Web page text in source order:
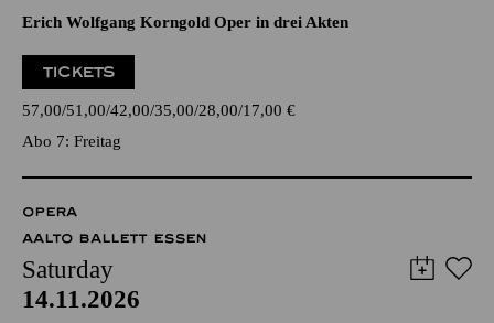
Erich Wolfgang Korngold Oper in drei Akten
TICKETS
57,00 51,00 42,00 35,00 28,00 17,00 €
Abo 7: Freitag
OPERA
AALTO BALLETT ESSEN
Saturday
14.11.2026